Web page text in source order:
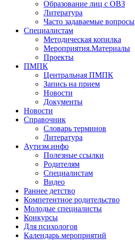
Образование лиц с ОВЗ
Литература
Часто задаваемые вопросы
Специалистам
Методическая копилка
Мероприятия.Материалы
Проекты
ПМПК
Центральная ПМПК
Запись на прием
Новости
Документы
Новости
Справочник
Словарь терминов
Литература
Аутизм.инфо
Полезные ссылки
Родителям
Специалистам
Видео
Раннее детство
Компетентное родительство
Молодые специалисты
Конкурсы
Для психологов
Календарь мероприятий